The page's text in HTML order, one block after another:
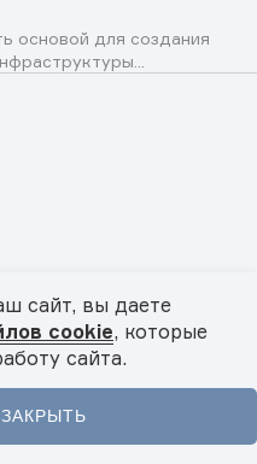
Подкасты Меню
основой для создания
области
сайт, вы даете
cookie, которые
сайта.